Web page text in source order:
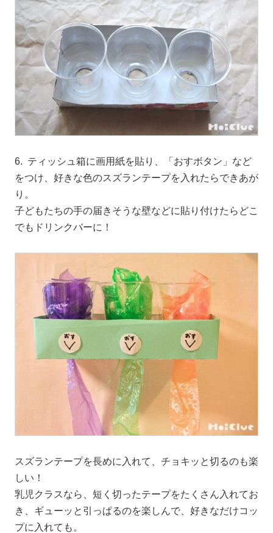
6. ティッシュ箱に画用紙を貼り、「おすボタン」など
をつけ、好きな色のスズランテープを入れたらできあが
り。
子どもたちの手の届きそうな壁などに貼り付けたらどこ
でもドリンクバーに！
スズランテープを長めに入れて、チョキッと切るのも楽
しい！
乳児クラスなら、短く切ったテープをたくさん入れてお
き、ギューッと引っぱるのを楽しんで、好きなだけコッ
プに入れても。